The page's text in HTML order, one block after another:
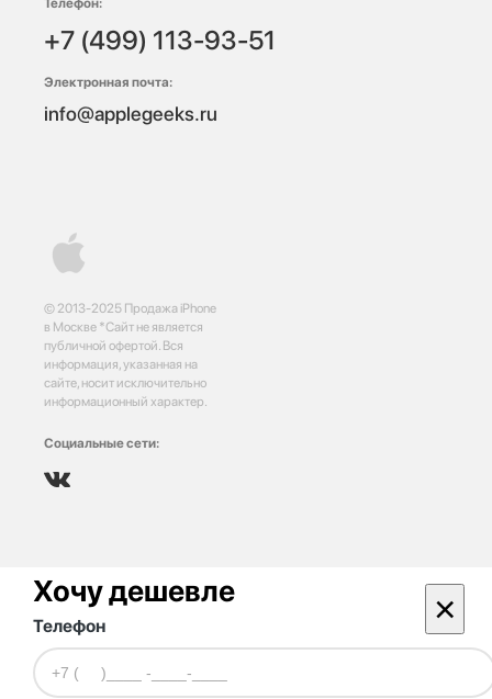
© 2013-2025 Продажа iPhone
в Москве *Сайт не является
публичной офертой. Вся
информация, указанная на
сайте, носит исключительно
информационный характер.
Социальные сети:
Телефон:
+7 (499) 113-93-51
Электронная почта:
info@applegeeks.ru
Хочу дешевле ×
Телефон